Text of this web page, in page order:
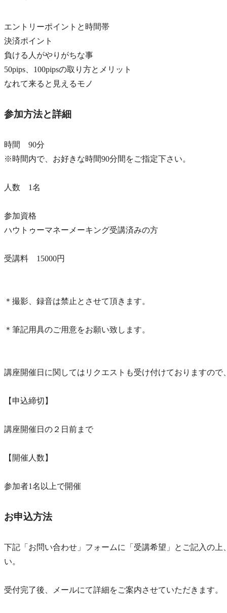
エントリーポイントと時間帯
決済ポイント
負ける人がやりがちな事
50pips、100pipsの取り方とメリット
なれて来ると見えるモノ
参加方法と詳細
時間 90分
※時間内で、お好きな時間90分間をご指定下さい。
人数 1名
参加資格
ハウトゥーマネーメーキング受講済みの方
受講料 15000円
＊撮影、録音は禁止とさせて頂きます。
＊筆記用具のご用意をお願い致します。
講座開催日に関してはリクエストも受け付けておりますので
【申込締切】
講座開催日の２日前まで
【開催人数】
参加者1名以上で開催
お申込方法
下記「お問い合わせ」フォームに「受講希望」とご記入の
い。
受付完了後、メールにて詳細をご案内させていただきます。